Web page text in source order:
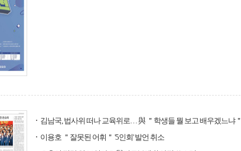
김남국, 법사위 떠나 교육위로… 與 ＂학생들 뭘 보고 배우겠느냐＂
이용호 ＂잘못된 어휘＂ '5인회' 발언 취소